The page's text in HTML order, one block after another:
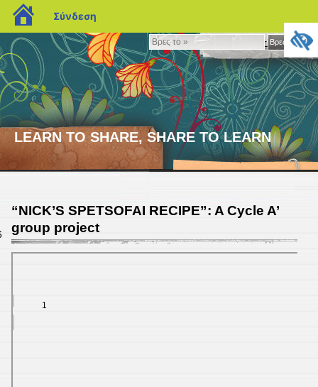
Βρες
το
»
Βρες το »
LEARN TO SHARE, SHARE TO LEARN
“NICK’S SPETSOFAI RECIPE”: A Cycle A’
group project
blogs.sch.gr
Σύνδεση